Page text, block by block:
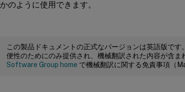
かのように使用できます。
この製品ドキュメントの正式なバージョンは英語版で
便性のためにのみ提供され、機械翻訳された内容が含ま
Software Group home で機械翻訳に関する免責事項（